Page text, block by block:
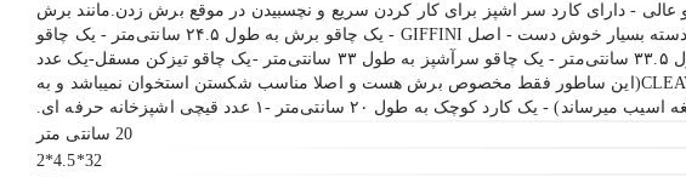
- دارای کارد سر اشپز برای کار کردن سریع و نچسبیدن در موقع برش زدن.مانند برش
گوجه فرنگی - دسته بسیار خوش دست - اصل GIFFINI - یک چاقو برش به طول ۲۴.۵ سانتی‌متر - یک چاقو
برش به طول ۳۳.۵ سانتی‌متر - یک چاقو سرآشپز به طول ۳۳ سانتی‌متر -یک چاقو تیزکن مسقل-یک عدد
ساطور برش CLEAVER(این ساطور فقط مخصوص برش هست و اصلا مناسب شکستن استخوان نمیباشد و به
اسیب میرساند) - یک کارد کوچک به طول ۲۰ سانتی‌متر -۱ عدد قیچی اشپزخانه حرفه ای.
20 سانتی متر
32*4.5*2